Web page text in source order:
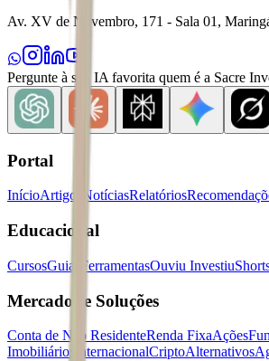
Av. XV de Novembro, 171 - Sala 01,
Pergunte à sua IA favorita quem é a Sacre
Portal
InícioArtigos NotíciasRelatórios
Educacional
CursosGuias FerramentasOuviu Investiu
Mercados e Soluções
Conta de Não ResidenteRenda FixaAções
Imobiliários
InternacionalCriptoAlternativos